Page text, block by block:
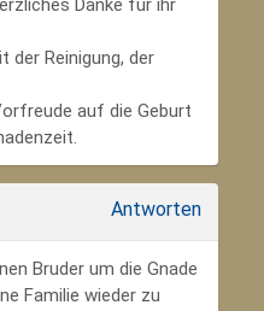
Danke für ihr
der Reinigung, der
auf die Geburt
Antworten
Bruder um die Gnade
Familie wieder zu